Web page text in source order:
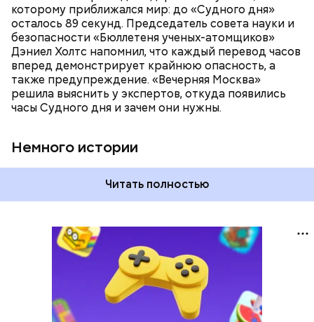
которому приближался мир: до «Судного дня»
осталось 89 секунд. Председатель совета науки и
безопасности «Бюллетеня ученых-атомщиков»
Дэниел Холтс напомнил, что каждый перевод часов
вперед демонстрирует крайнюю опасность, а
также предупреждение. «Вечерняя Москва»
решила выяснить у экспертов, откуда появились
часы Судного дня и зачем они нужны.
Немного истории
время — без двух минут полночь. Вторая холодная
война между США и уже Россией стала обыденным
предметом обсуждения для аналитиков со всего
мира. Но, помимо перспективы отправиться в
«атомный рай», с 2007 года на стрелку часов
влияет еще одна глобальная угроза —
климатические изменения.
Читать полностью